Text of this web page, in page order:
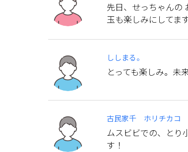
先日、せっちゃんの
玉も楽しみにしてま
ししまる。
とっても楽しみ。未
古民家千 ホリチカコ
ムスビビでの、とり
す！